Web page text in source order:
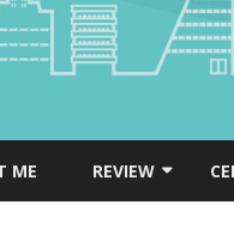
ME REVIEW